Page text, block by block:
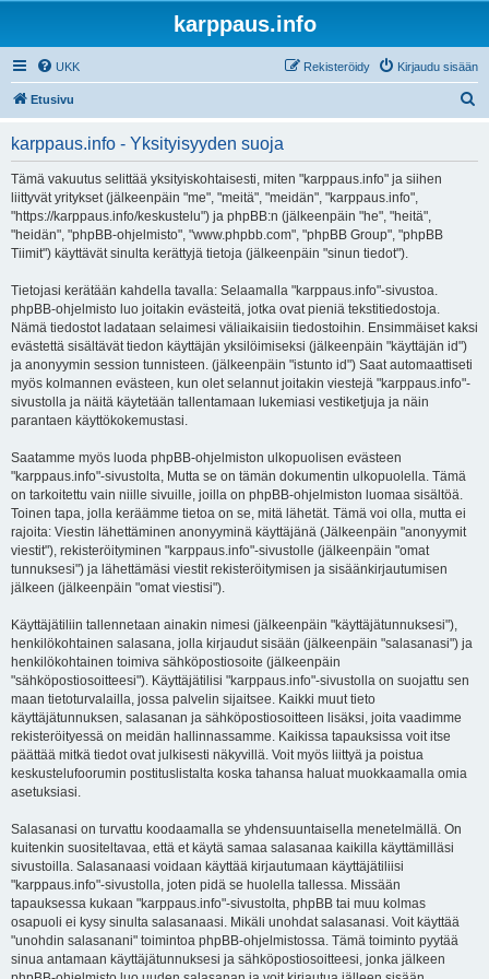
karppaus.info
UKK Kirjaudu sisään
Rekisteröidy
Etusivu
karppaus.info - Yksityisyyden suoja
Tämä vakuutus selittää yksityiskohtaisesti, miten "karppaus.info" ja siihen
liittyvät yritykset (jälkeenpäin "me", "meitä", "meidän", "karppaus.info",
"https://karppaus.info/keskustelu") ja phpBB:n (jälkeenpäin "he", "heitä",
"heidän", "phpBB-ohjelmisto", "www.phpbb.com", "phpBB Group", "phpBB
Tiimit") käyttävät sinulta kerättyjä tietoja (jälkeenpäin "sinun tiedot").
Tietojasi kerätään kahdella tavalla: Selaamalla "karppaus.info"-sivustoa.
phpBB-ohjelmisto luo joitakin evästeitä, jotka ovat pieniä tekstitiedostoja.
Nämä tiedostot ladataan selaimesi väliaikaisiin tiedostoihin. Ensimmäiset kaksi
evästettä sisältävät tiedon käyttäjän yksilöimiseksi (jälkeenpäin "käyttäjän id")
ja anonyymin session tunnisteen. (jälkeenpäin "istunto id") Saat automaattiseti
myös kolmannen evästeen, kun olet selannut joitakin viestejä "karppaus.info"-
sivustolla ja näitä käytetään tallentamaan lukemiasi vestiketjuja ja näin
parantaen käyttökokemustasi.
Saatamme myös luoda phpBB-ohjelmiston ulkopuolisen evästeen
"karppaus.info"-sivustolta, Mutta se on tämän dokumentin ulkopuolella. Tämä
on tarkoitettu vain niille sivuille, joilla on phpBB-ohjelmiston luomaa sisältöä.
Toinen tapa, jolla keräämme tietoa on se, mitä lähetät. Tämä voi olla, mutta ei
rajoita: Viestin lähettäminen anonyyminä käyttäjänä (Jälkeenpäin "anonyymit
viestit"), rekisteröityminen "karppaus.info"-sivustolle (jälkeenpäin "omat
tunnuksesi") ja lähettämäsi viestit rekisteröitymisen ja sisäänkirjautumisen
jälkeen (jälkeenpäin "omat viestisi").
Käyttäjätiliin tallennetaan ainakin nimesi (jälkeenpäin "käyttäjätunnuksesi"),
henkilökohtainen salasana, jolla kirjaudut sisään (jälkeenpäin "salasanasi") ja
henkilökohtainen toimiva sähköpostiosoite (jälkeenpäin
"sähköpostiosoitteesi"). Käyttäjätilisi "karppaus.info"-sivustolla on suojattu sen
maan tietoturvalailla, jossa palvelin sijaitsee. Kaikki muut tieto
käyttäjätunnuksen, salasanan ja sähköpostiosoitteen lisäksi, joita vaadimme
rekisteröityessä on meidän hallinnassamme. Kaikissa tapauksissa voit itse
päättää mitkä tiedot ovat julkisesti näkyvillä. Voit myös liittyä ja poistua
keskustelufoorumin postituslistalta koska tahansa haluat muokkaamalla omia
asetuksiasi.
Salasanasi on turvattu koodaamalla se yhdensuuntaisella menetelmällä. On
kuitenkin suositeltavaa, että et käytä samaa salasanaa kaikilla käyttämilläsi
sivustoilla. Salasanaasi voidaan käyttää kirjautumaan käyttäjätiliisi
"karppaus.info"-sivustolla, joten pidä se huolella tallessa. Missään
tapauksessa kukaan "karppaus.info"-sivustolta, phpBB tai muu kolmas
osapuoli ei kysy sinulta salasanaasi. Mikäli unohdat salasanasi. Voit käyttää
"unohdin salasanani" toimintoa phpBB-ohjelmistossa. Tämä toiminto pyytää
sinua antamaan käyttäjätunnuksesi ja sähköpostiosoitteesi, jonka jälkeen